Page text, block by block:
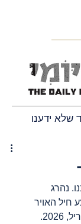
שלא ידענו
נהרג
חיל האויר